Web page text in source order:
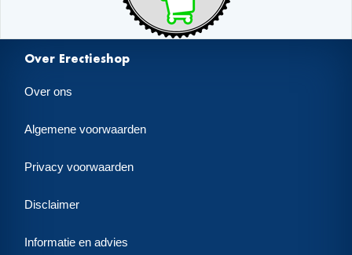
Over Erectieshop
Over ons
Algemene voorwaarden
Privacy voorwaarden
Disclaimer
Informatie en advies